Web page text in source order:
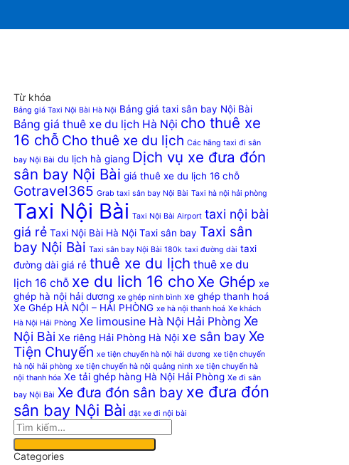
Từ khóa
Bảng giá Taxi Nội Bài Hà Nội Bảng giá taxi sân bay Nội Bài
Bảng giá thuê xe du lịch Hà Nội cho thuê xe
16 chỗ Cho thuê xe du lịch Các hãng taxi đi sân
bay Nội Bài du lịch hà giang Dịch vụ xe đưa đón
sân bay Nội Bài giá thuê xe du lịch 16 chỗ
Gotravel365 Grab taxi sân bay Nội Bài Taxi hà nội hải phòng
Taxi Nội Bài Taxi Nội Bài Airport taxi nội bài
giá rẻ Taxi Nội Bài Hà Nội Taxi sân bay Taxi sân
bay Nội Bài Taxi sân bay Nội Bài 180k taxi đường dài taxi
đường dài giá rẻ thuê xe du lịch thuê xe du
lịch 16 chỗ xe du lich 16 cho Xe Ghép xe
ghép hà nội hải dương xe ghép ninh bình xe ghép thanh hoá
Xe Ghép HÀ NỘI – HẢI PHÒNG xe hà nội thanh hoá Xe khách
Hà Nội Hải Phòng Xe limousine Hà Nội Hải Phòng Xe
Nội Bài Xe riêng Hải Phòng Hà Nội xe sân bay Xe
Tiện Chuyến xe tiện chuyến hà nội hải dương xe tiện chuyến
hà nội hải phòng xe tiện chuyến hà nội quảng ninh xe tiện chuyến hà
nội thanh hóa Xe tải ghép hàng Hà Nội Hải Phòng Xe đi sân
bay Nội Bài Xe đưa đón sân bay xe đưa đón
sân bay Nội Bài đặt xe đi nội bài
Categories